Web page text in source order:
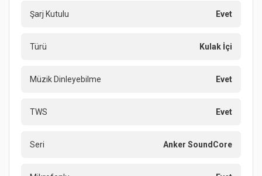
Şarj Kutulu Evet
Türü Kulak İçi
Müzik Dinleyebilme Evet
TWS Evet
Seri Anker SoundCore